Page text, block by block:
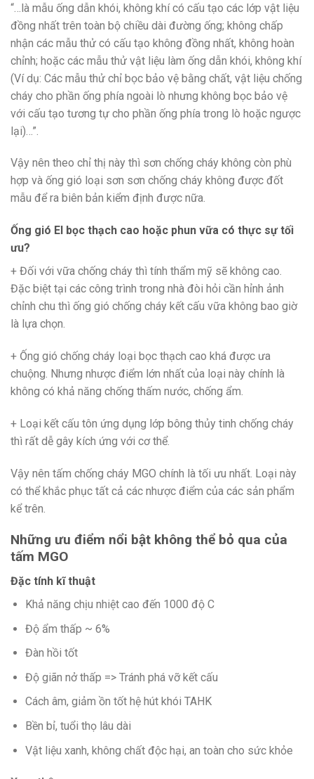
“…là mẫu ống dẫn khói, không khí có cấu tạo các lớp vật liệu
đồng nhất trên toàn bộ chiều dài đường ống; không chấp
nhận các mẫu thử có cấu tạo không đồng nhất, không hoàn
chỉnh; hoặc các mẫu thử vật liệu làm ống dẫn khói, không khí
(Ví dụ: Các mẫu thử chỉ bọc bảo vệ bằng chất, vật liệu chống
cháy cho phần ống phía ngoài lò nhưng không bọc bảo vệ
với cấu tạo tương tự cho phần ống phía trong lò hoặc ngược
lại)…”.
Vậy nên theo chỉ thị này thì sơn chống cháy không còn phù
hợp và ống gió loại sơn sơn chống cháy không được đốt
mẫu để ra biên bản kiểm định được nữa.
Ống gió EI bọc thạch cao hoặc phun vữa có thực sự tối
ưu?
+ Đối với vữa chống cháy thì tính thẩm mỹ sẽ không cao.
Đặc biệt tại các công trình trong nhà đòi hỏi cần hỉnh ảnh
chỉnh chu thì ống gió chống cháy kết cấu vữa không bao giờ
là lựa chọn.
+ Ống gió chống cháy loại bọc thạch cao khá được ưa
chuộng. Nhưng nhược điểm lớn nhất của loại này chính là
không có khả năng chống thấm nước, chống ẩm.
+ Loại kết cấu tôn ứng dụng lớp bông thủy tinh chống cháy
thì rất dễ gây kích ứng với cơ thể.
Vậy nên tấm chống cháy MGO chính là tối ưu nhất. Loại này
có thể khắc phục tất cả các nhược điểm của các sản phẩm
kể trên.
Những ưu điểm nổi bật không thể bỏ qua của
tấm MGO
Đặc tính kĩ thuật
Khả năng chịu nhiệt cao đến 1000 độ C
Độ ẩm thấp ~ 6%
Đàn hồi tốt
Độ giãn nở thấp => Tránh phá vỡ kết cấu
Cách âm, giảm ồn tốt hệ hút khói TAHK
Bền bỉ, tuổi thọ lâu dài
Vật liệu xanh, không chất độc hại, an toàn cho sức khỏe